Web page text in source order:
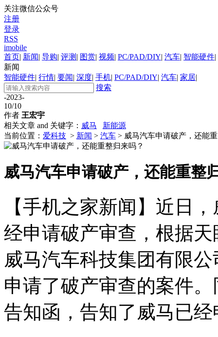
关注微信公众号
注册
登录
RSS
imobile
首页| 新闻| 导购| 评测 | 图赏| 视频| PC/PAD/DIY| 汽车| 智能硬件|
新闻
智能硬件| 行情| 要闻| 深度| 手机| PC/PAD/DIY| 汽车| 家居|
搜索
-2023-
10/10
作者 王宏宇
相关文章 and 关键字： 威马
新能源
当前位置： 爱科技 > 新闻 > 汽车 > 威马汽车申请破产，还能
威马汽车申请破产，还能重整
【手机之家新闻】近日
经申请破产审查，根据
威马汽车科技集团有限
申请了破产审查的案件
告知函，告知了威马已